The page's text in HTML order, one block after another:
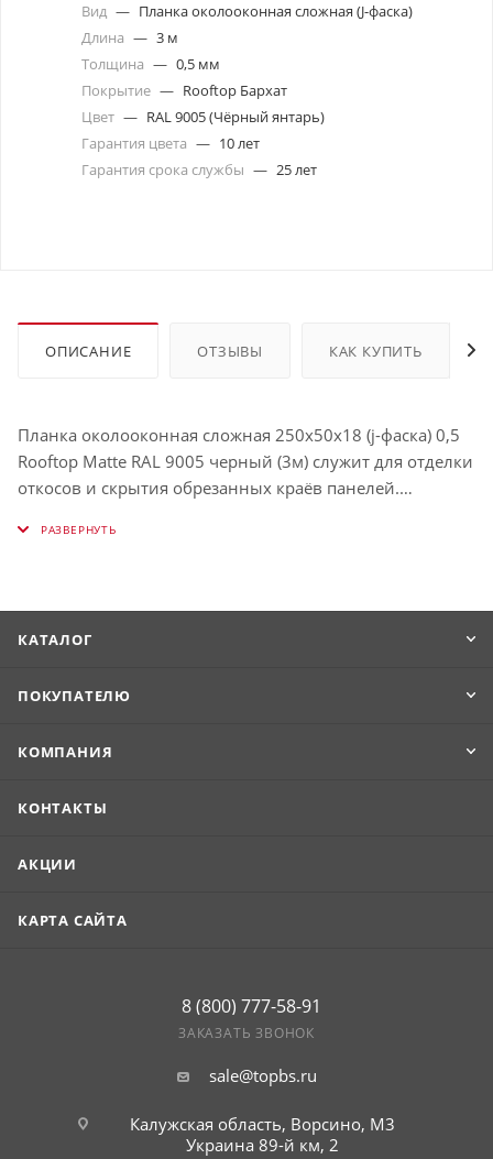
Вид — Планка околооконная сложная (J-фаска)
Длина — 3 м
Толщина — 0,5 мм
Покрытие — Rooftop Бархат
Цвет — RAL 9005 (Чёрный янтарь)
Гарантия цвета — 10 лет
Гарантия срока службы — 25 лет
ОПИСАНИЕ ОТЗЫВЫ КАК КУПИТЬ
Планка околооконная сложная 250х50х18 (j-фаска) 0,5
Rooftop Matte RAL 9005 черный (3м) служит для отделки
откосов и скрытия обрезанных краёв панелей.
Использование таких планок облегчает процесс
КАТАЛОГ
ПОКУПАТЕЛЮ
КОМПАНИЯ
КОНТАКТЫ
АКЦИИ
КАРТА САЙТА
8 (800) 777-58-91
ЗАКАЗАТЬ ЗВОНОК
sale@topbs.ru
Калужская область, Ворсино, М3
Украина 89-й км, 2